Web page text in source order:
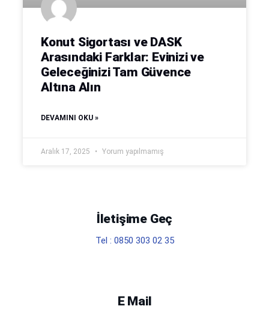
Konut Sigortası ve DASK
Arasındaki Farklar: Evinizi ve
Geleceğinizi Tam Güvence
Altına Alın
DEVAMINI OKU »
Aralık 17, 2025 Yorum yapılmamış
İletişime Geç
Tel : 0850 303 02 35
E Mail